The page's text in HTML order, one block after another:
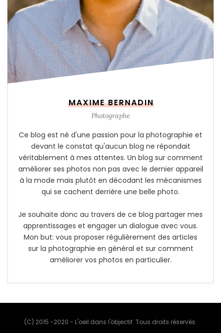
MAXIME BERNADIN
Photographe
Ce blog est né d'une passion pour la photographie et
devant le constat qu'aucun blog ne répondait
véritablement à mes attentes. Un blog sur comment
améliorer ses photos non pas avec le dernier appareil
à la mode mais plutôt en décodant les mécanismes
qui se cachent derrière une belle photo.
Je souhaite donc au travers de ce blog partager mes
apprentissages et engager un dialogue avec vous.
Mon but: vous proposer régulièrement des articles
sur la photographie en général et sur comment
améliorer vos photos en particulier.
(C) 2015 -2020 - L'oeil dans l'objectif. Tous droits réservés.